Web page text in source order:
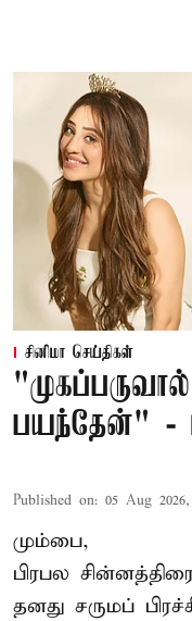
சினிமா செய்திகள்
பயந்தேன்" -
Published on: 05 Aug
மும்பை,
பிரபல
தனது சருமப்